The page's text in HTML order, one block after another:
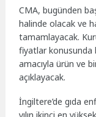
CMA, bugünden
halinde olacak ve
tamamlayacak.
fiyatlar konusunda
amacıyla ürün ve
açıklayacak.
İngiltere’de gıda